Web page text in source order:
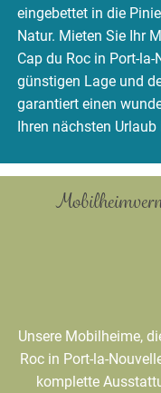
eingebettet in die
Natur. Mieten Sie Ihr
Cap du Roc in Port-
günstigen Lage und
garantiert einen
Ihren nächsten
Unsere Mobilheime,
Roc in Port-la-
komplette